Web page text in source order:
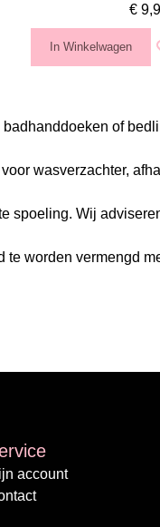
€
In Winkelwagen
of
wasverzachter,
spoeling. Wij
worden vermengd
account